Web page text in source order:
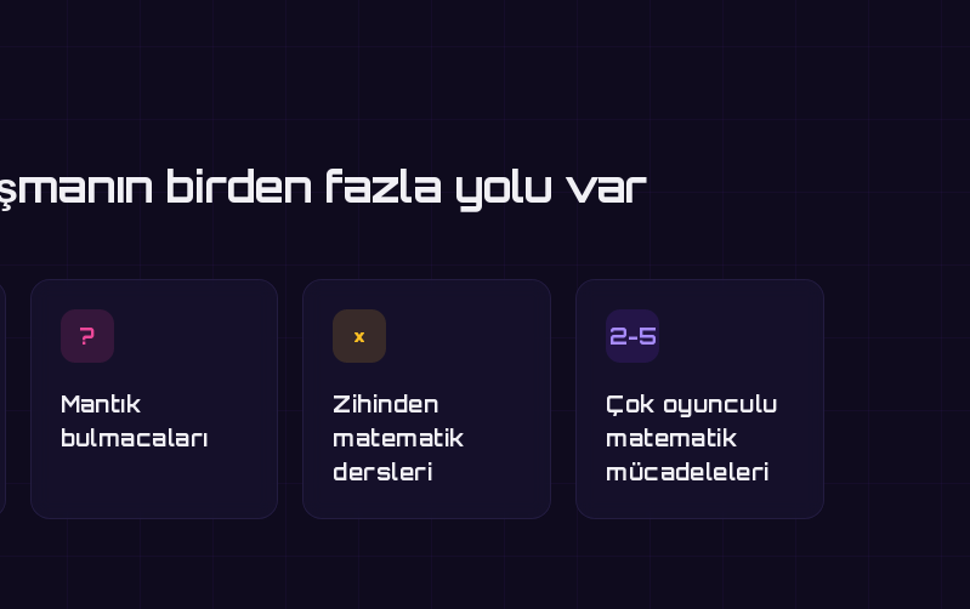
birden fazla yolu var
?
Mantık
bulmacaları
×
Zihinden
matematik
dersleri
2-5
Çok oyunculu
matematik
mücadeleleri